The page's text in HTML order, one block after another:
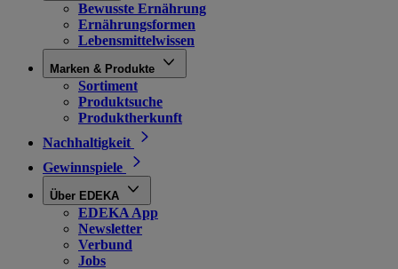
Bewusste Ernährung
Ernährungsformen
Lebensmittelwissen
Marken & Produkte
Sortiment
Produktsuche
Produktherkunft
Nachhaltigkeit
Gewinnspiele
Über EDEKA
EDEKA App
Newsletter
Verbund
Jobs